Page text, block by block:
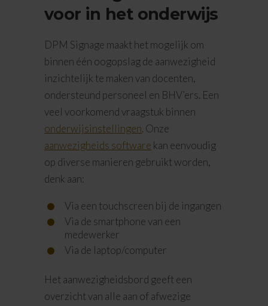
voor in het onderwijs
DPM Signage maakt het mogelijk om
binnen één oogopslag de aanwezigheid
inzichtelijk te maken van docenten,
ondersteund personeel en BHV’ers. Een
veel voorkomend vraagstuk binnen
onderwijsinstellingen. Onze
aanwezigheids software kan eenvoudig
op diverse manieren gebruikt worden,
denk aan:
Via een touchscreen bij de ingangen
Via de smartphone van een
medewerker
Via de laptop/computer
Het aanwezigheidsbord geeft een
overzicht van alle aan of afwezige